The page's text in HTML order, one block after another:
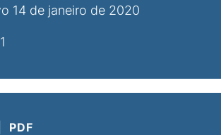
14 de janeiro de 2020
PDF